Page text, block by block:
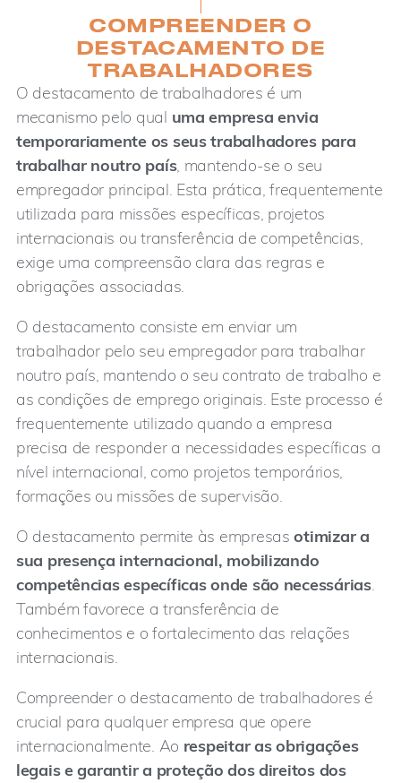
COMPREENDER O
DESTACAMENTO DE
TRABALHADORES
O destacamento de trabalhadores é um
mecanismo pelo qual uma empresa envia
temporariamente os seus trabalhadores para
trabalhar noutro país, mantendo-se o seu
empregador principal. Esta prática, frequentemente
utilizada para missões específicas, projetos
internacionais ou transferência de competências,
exige uma compreensão clara das regras e
obrigações associadas.
O destacamento consiste em enviar um
trabalhador pelo seu empregador para trabalhar
noutro país, mantendo o seu contrato de trabalho e
as condições de emprego originais. Este processo é
frequentemente utilizado quando a empresa
precisa de responder a necessidades específicas a
nível internacional, como projetos temporários,
formações ou missões de supervisão.
O destacamento permite às empresasotimizar a
sua presença internacional, mobilizando
competências específicas onde são necessárias.
Também favorece a transferência de
conhecimentos e o fortalecimento das relações
internacionais.
Compreender o destacamento de trabalhadores é
crucial para qualquer empresa que opere
internacionalmente. Ao respeitar as obrigações
legais e garantir a proteção dos direitos dos